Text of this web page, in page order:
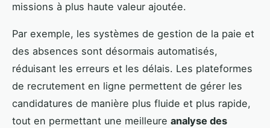
missions à plus haute valeur ajoutée.
Par exemple, les systèmes de gestion de la paie et
des absences sont désormais automatisés,
réduisant les erreurs et les délais. Les plateformes
de recrutement en ligne permettent de gérer les
candidatures de manière plus fluide et plus rapide,
tout en permettant une meilleure analyse des